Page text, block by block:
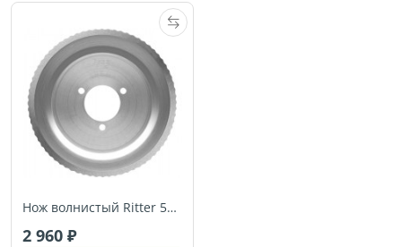
Нож волнистый Ritter 550110 (для secura9, serano9, serano7, serano5)
2 960